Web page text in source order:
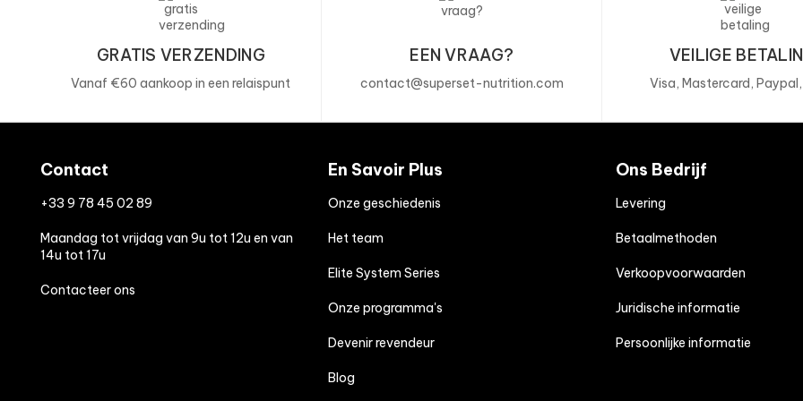
van een
dosis niet
Niet
Bewaren
GRATIS VERZENDING
Vanaf €60 aankoop in een relaispunt
EEN VRAAG?
contact@superset-nutrition.com
VEILIGE
Visa, Mastercard,
Contact
+33 9 78 45 02 89
Maandag tot vrijdag van 9u tot 12u en van
14u tot 17u
Contacteer ons
En Savoir Plus
Onze geschiedenis
Het team
Elite System Series
Onze programma's
Devenir revendeur
Blog
Ons Bedrijf
Levering
Betaalmethoden
Verkoopvoorwaarden
Juridische informatie
Persoonlijke informatie